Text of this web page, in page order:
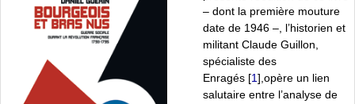
– dont la première mouture
date de 1946 –, l’historien et
militant Claude Guillon,
spécialiste des
Enragés [1],opère un lien
salutaire entre l’analyse de